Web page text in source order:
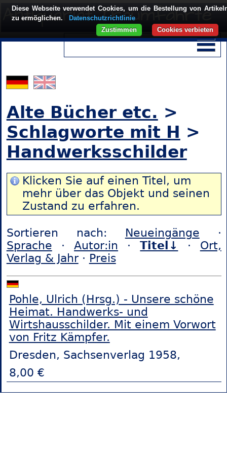
Alte Bücher etc. >
Schlagworte mit H >
Handwerksschilder
Klicken Sie auf einen Titel, um
mehr über das Objekt und seinen
Zustand zu erfahren.
Sortieren nach: Neueingänge ·
Sprache ·Autor:in ·Titel↓ · Ort,
Verlag & Jahr· Preis
Pohle, Ulrich (Hrsg.) - Unsere schöne
Heimat. Handwerks- und
Wirtshausschilder. Mit einem Vorwort
von Fritz Kämpfer.
Dresden, Sachsenverlag 1958,
8,00 €
Diese Webseite verwendet Cookies, um die Bestellung von
zu ermöglichen.
Datenschutzrichtlinie
Cookies verbieten
Zustimmen